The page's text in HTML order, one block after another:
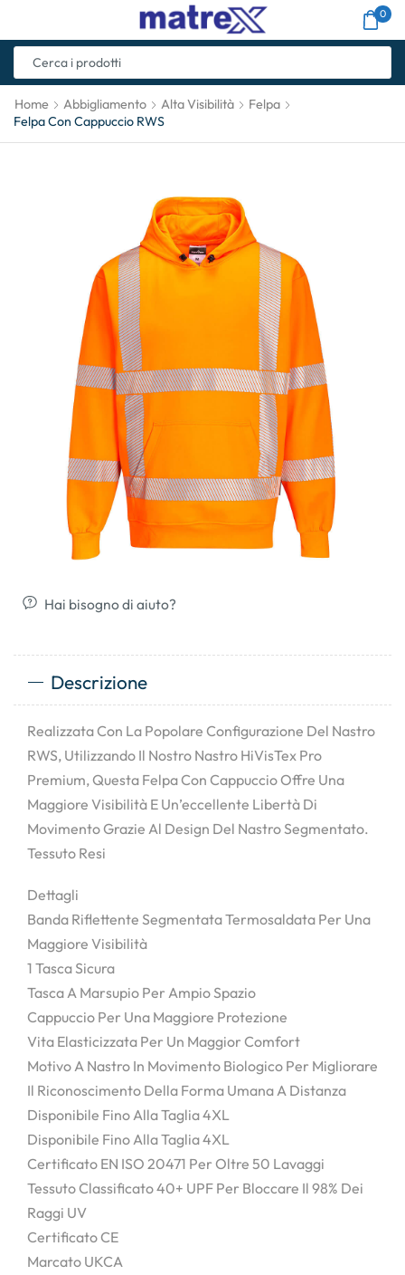
0
Home Abbigliamento Alta Visibilità
Felpa
Felpa Con Cappuccio RWS
Hai bisogno di aiuto?
Descrizione
Realizzata Con La Popolare Configurazione Del Nastro
RWS, Utilizzando Il Nostro Nastro HiVisTex Pro
Premium, Questa Felpa Con Cappuccio Offre Una
Maggiore Visibilità E Un’eccellente Libertà Di
Movimento Grazie Al Design Del Nastro Segmentato.
Tessuto Resi
Dettagli
Banda Riflettente Segmentata Termosaldata Per Una
Maggiore Visibilità
1 Tasca Sicura
Tasca A Marsupio Per Ampio Spazio
Cappuccio Per Una Maggiore Protezione
Vita Elasticizzata Per Un Maggior Comfort
Motivo A Nastro In Movimento Biologico Per Migliorare
Il Riconoscimento Della Forma Umana A Distanza
Disponibile Fino Alla Taglia 4XL
Disponibile Fino Alla Taglia 4XL
Certificato EN ISO 20471 Per Oltre 50 Lavaggi
Tessuto Classificato 40+ UPF Per Bloccare Il 98% Dei
Raggi UV
Certificato CE
Marcato UKCA